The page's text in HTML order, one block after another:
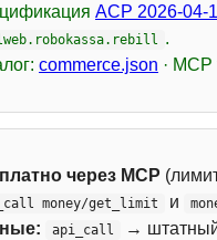
ACP 2026-04-
.
commerce.json · MCP
через MCP
money/get_limit и
api_call →